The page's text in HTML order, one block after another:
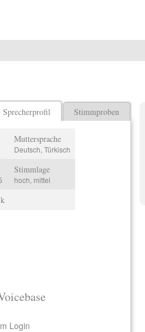
Sprecherprofil Stimmproben
Muttersprache
Deutsch, Türkisch
Stimmlage
hoch, mittel
Login